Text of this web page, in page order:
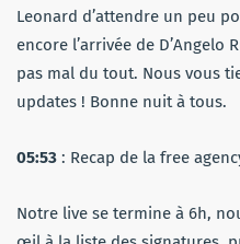
Leonard d’attendre un peu
encore l’arrivée de D’Angelo
pas mal du tout. Nous vous
updates ! Bonne nuit à tous.
05:53 : Recap de la free
Notre live se termine à 6h,